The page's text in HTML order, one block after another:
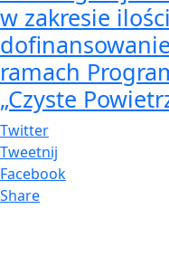
w zakresie
ramach
„Czyste
Twitter
Tweetnij
Facebook
Share